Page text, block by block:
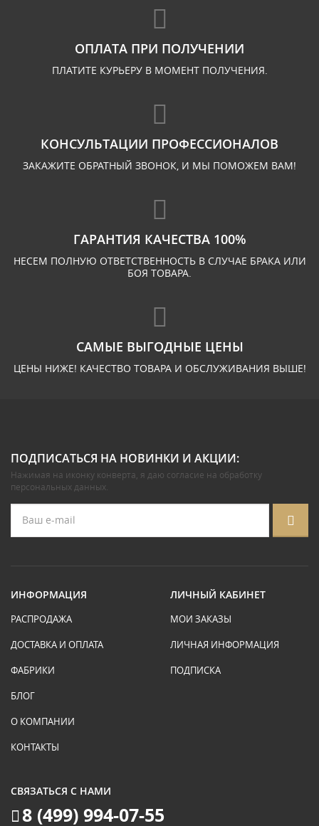
ОПЛАТА ПРИ ПОЛУЧЕНИИ
ПЛАТИТЕ КУРЬЕРУ В МОМЕНТ ПОЛУЧЕНИЯ.
КОНСУЛЬТАЦИИ ПРОФЕССИОНАЛОВ
ЗАКАЖИТЕ ОБРАТНЫЙ ЗВОНОК, И МЫ ПОМОЖЕМ ВАМ!
ГАРАНТИЯ КАЧЕСТВА 100%
НЕСЕМ ПОЛНУЮ ОТВЕТСТВЕННОСТЬ В СЛУЧАЕ БРАКА ИЛИ
БОЯ ТОВАРА.
САМЫЕ ВЫГОДНЫЕ ЦЕНЫ
ЦЕНЫ НИЖЕ! КАЧЕСТВО ТОВАРА И ОБСЛУЖИВАНИЯ ВЫШЕ!
ПОДПИСАТЬСЯ НА НОВИНКИ И АКЦИИ:
Нажимая на иконку конверта, я даю согласие на обработку
персональных данных.
ИНФОРМАЦИЯ
РАСПРОДАЖА
ДОСТАВКА И ОПЛАТА
ФАБРИКИ
БЛОГ
О КОМПАНИИ
КОНТАКТЫ
ЛИЧНЫЙ КАБИНЕТ
МОИ ЗАКАЗЫ
ЛИЧНАЯ ИНФОРМАЦИЯ
ПОДПИСКА
СВЯЗАТЬСЯ С НАМИ
8 (499) 994-07-55